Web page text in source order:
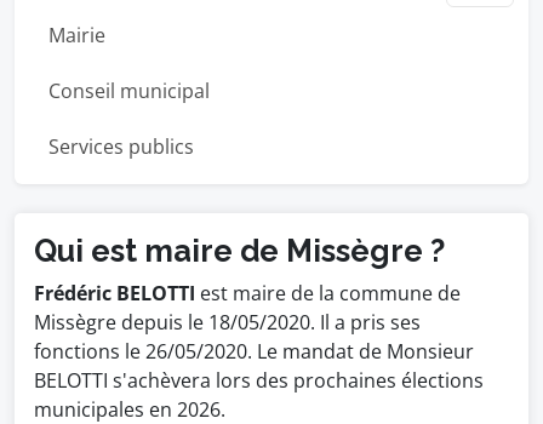
Mairie
Conseil municipal
Services publics
Qui est maire de Missègre ?
Frédéric BELOTTI est maire de la commune de
Missègre depuis le 18/05/2020. Il a pris ses
fonctions le 26/05/2020. Le mandat de Monsieur
BELOTTI s'achèvera lors des prochaines élections
municipales en 2026.